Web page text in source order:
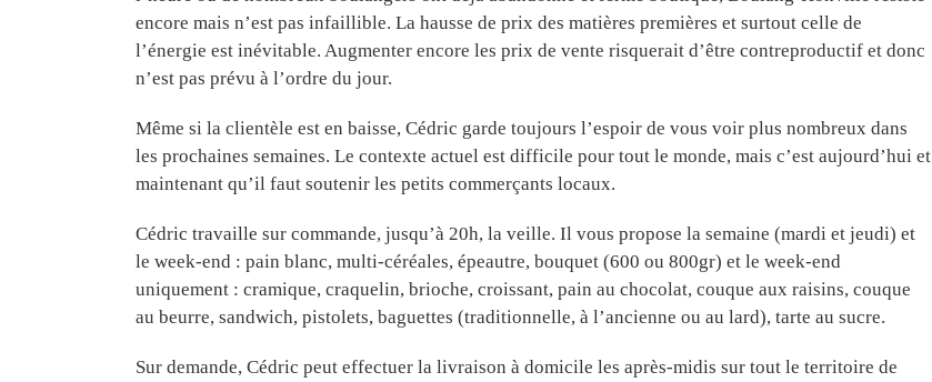
encore mais n’est pas infaillible. La hausse de prix des matières premières et surtout celle de
l’énergie est inévitable. Augmenter encore les prix de vente risquerait d’être contreproductif et donc
n’est pas prévu à l’ordre du jour.
Même si la clientèle est en baisse, Cédric garde toujours l’espoir de vous voir plus nombreux dans
les prochaines semaines. Le contexte actuel est difficile pour tout le monde, mais c’est aujourd’hui et
maintenant qu’il faut soutenir les petits commerçants locaux.
Cédric travaille sur commande, jusqu’à 20h, la veille. Il vous propose la semaine (mardi et jeudi) et
le week-end : pain blanc, multi-céréales, épeautre, bouquet (600 ou 800gr) et le week-end
uniquement : cramique, craquelin, brioche, croissant, pain au chocolat, couque aux raisins, couque
au beurre, sandwich, pistolets, baguettes (traditionnelle, à l’ancienne ou au lard), tarte au sucre.
Sur demande, Cédric peut effectuer la livraison à domicile les après-midis sur tout le territoire de